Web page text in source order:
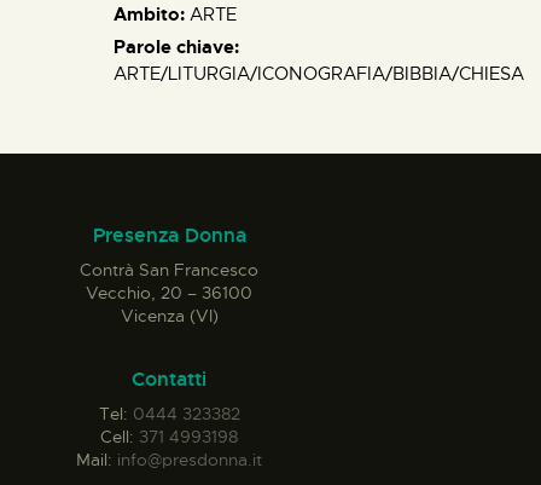
Ambito: ARTE
Parole chiave:
ARTE/LITURGIA/ICONOGRAFIA/BIBBIA/CHIESA
Presenza Donna
Contrà San Francesco
Vecchio, 20 – 36100
Vicenza (VI)
Contatti
Tel: 0444 323382
Cell: 371 4993198
Mail: info@presdonna.it